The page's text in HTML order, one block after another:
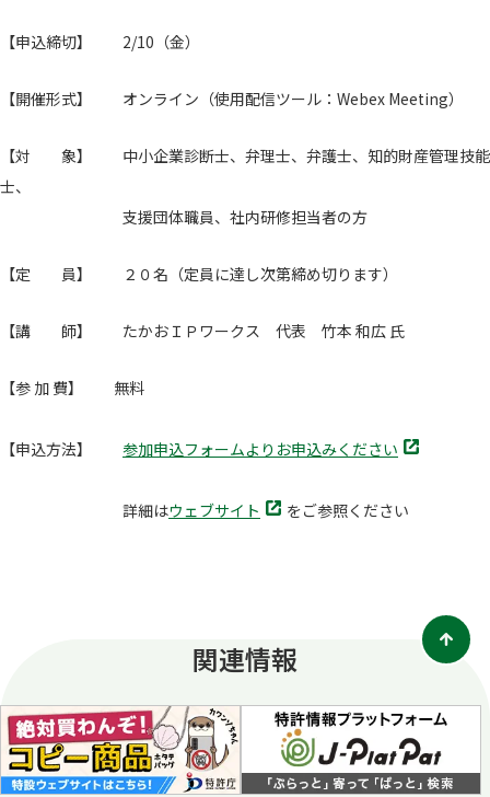
【申込締切】 2/10（金）
【開催形式】 オンライン（使用配信ツール：Webex Meeting）
【対 象】 中小企業診断士、弁理士、弁護士、知的財産管理技能
士、
支援団体職員、社内研修担当者の方
【定 員】 ２０名（定員に達し次第締め切ります）
【講 師】 たかおＩＰワークス 代表 竹本 和広 氏
【参 加 費】 無料
【申込方法】 参加申込フォームよりお申込みください 別
で
詳細はウェブサイト 別
をご参照ください
関連情報